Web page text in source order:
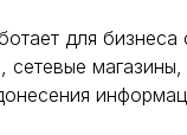
для
сетевые